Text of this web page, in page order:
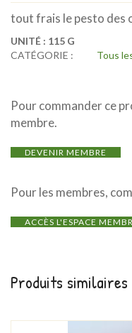
tout frais le pesto des
UNITÉ : 115 G
CATÉGORIE :
Tous
Pour commander ce
membre.
DEVENIR MEMBRE
Pour les membres,
ACCÈS L'ESPACE
Produits similaires